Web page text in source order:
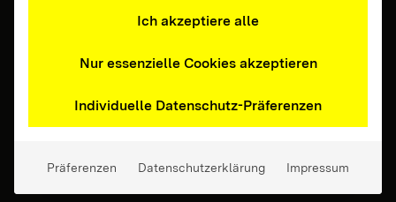
Ich akzeptiere alle
Nur essenzielle Cookies akzeptieren
Individuelle Datenschutz-Präferenzen
Präferenzen Datenschutzerklärung Impressum